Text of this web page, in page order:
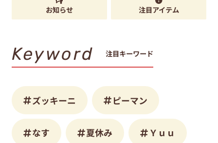
お知らせ 注目アイテム
Keyword 注目キーワード
ズッキーニ ピーマン
なす 夏休み Ｙｕｕ